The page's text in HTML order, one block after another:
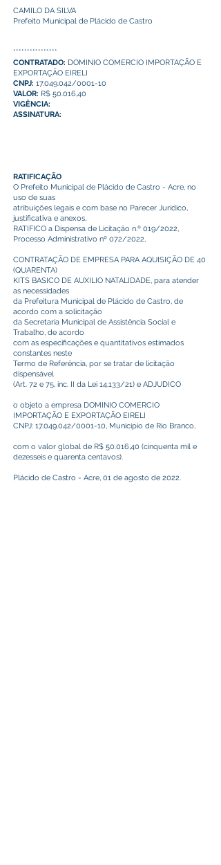
CAMILO DA SILVA
Prefeito Municipal de Plácido de Castro
****************
CONTRATADO: DOMINIO COMERCIO IMPORTAÇÃO E
EXPORTAÇÃO EIRELI
CNPJ: 17.049.042/0001-10
VALOR: R$ 50.016,40
VIGÊNCIA:
ASSINATURA:
RATIFICAÇÃO
O Prefeito Municipal de Plácido de Castro - Acre, no
uso de suas
atribuições legais e com base no Parecer Jurídico,
justificativa e anexos,
RATIFICO a Dispensa de Licitação n.º 019/2022,
Processo Administrativo nº 072/2022,
CONTRATAÇÃO DE EMPRESA PARA AQUISIÇÃO DE 40
(QUARENTA)
KITS BASICO DE AUXILIO NATALIDADE, para atender
as necessidades
da Prefeitura Municipal de Plácido de Castro, de
acordo com a solicitação
da Secretaria Municipal de Assistência Social e
Trabalho, de acordo
com as especificações e quantitativos estimados
constantes neste
Termo de Referência, por se tratar de licitação
dispensável
(Art. 72 e 75, inc. II da Lei 14.133/21) e ADJUDICO
o objeto a empresa DOMINIO COMERCIO
IMPORTAÇÃO E EXPORTAÇÃO EIRELI
CNPJ: 17.049.042/0001-10, Município de Rio Branco,
com o valor global de R$ 50.016,40 (cinquenta mil e
dezesseis e quarenta centavos).
Plácido de Castro - Acre, 01 de agosto de 2022.